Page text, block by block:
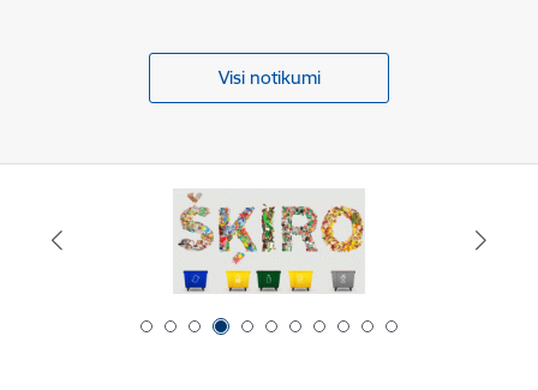
Visi notikumi